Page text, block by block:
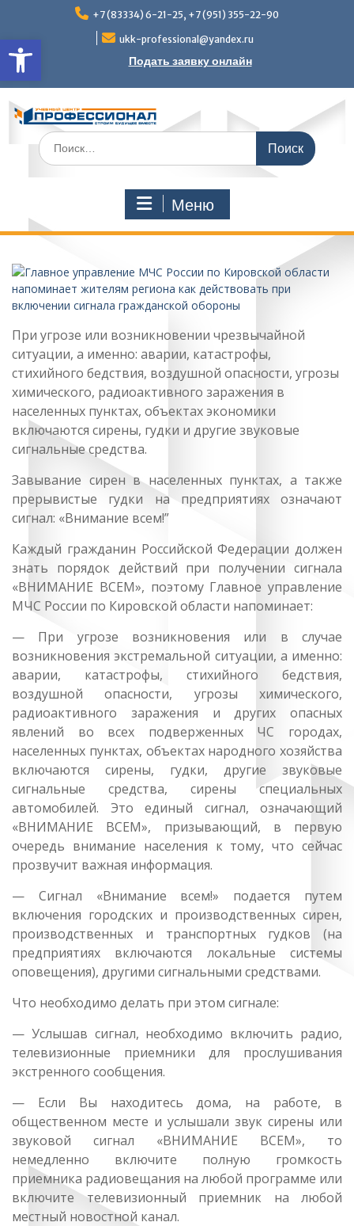
Открыть панель
содержимому
+7 (83334) 6-21-25, +7 (951) 355-22-90
ukk-professional@yandex.ru
Подать заявку онлайн
Поиск
по:
Меню
При угрозе или возникновении чрезвычайной
ситуации, а именно: аварии, катастрофы,
стихийного бедствия, воздушной опасности, угрозы
химического, радиоактивного заражения в
населенных пунктах, объектах экономики
включаются сирены, гудки и другие звуковые
сигнальные средства.
Завывание сирен в населенных пунктах, а также
прерывистые гудки на предприятиях означают
сигнал: «Внимание всем!”
Каждый гражданин Российской Федерации должен
знать порядок действий при получении сигнала
«ВНИМАНИЕ ВСЕМ», поэтому Главное управление
МЧС России по Кировской области напоминает:
— При угрозе возникновения или в случае
возникновения экстремальной ситуации, а именно:
аварии, катастрофы, стихийного бедствия,
воздушной опасности, угрозы химического,
радиоактивного заражения и других опасных
явлений во всех подверженных ЧС городах,
населенных пунктах, объектах народного хозяйства
включаются сирены, гудки, другие звуковые
сигнальные средства, сирены специальных
автомобилей. Это единый сигнал, означающий
«ВНИМАНИЕ ВСЕМ», призывающий, в первую
очередь внимание населения к тому, что сейчас
прозвучит важная информация.
— Сигнал «Внимание всем!» подается путем
включения городских и производственных сирен,
производственных и транспортных гудков (на
предприятиях включаются локальные системы
оповещения), другими сигнальными средствами.
Что необходимо делать при этом сигнале:
— Услышав сигнал, необходимо включить радио,
телевизионные приемники для прослушивания
экстренного сообщения.
— Если Вы находитесь дома, на работе, в
общественном месте и услышали звук сирены или
звуковой сигнал «ВНИМАНИЕ ВСЕМ», то
немедленно включите полную громкость
приемника радиовещания на любой программе или
включите телевизионный приемник на любой
местный новостной канал.